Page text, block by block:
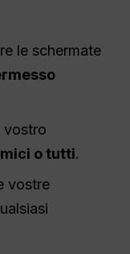
le schermate
vostro
o tutti.
vostre